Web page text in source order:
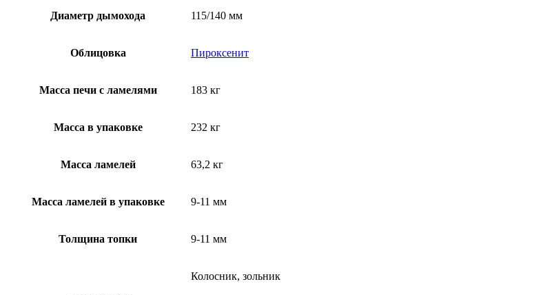
Диаметр дымохода 115/140 мм
Облицовка Пироксенит
Масса печи с ламелями 183 кг
Масса в упаковке 232 кг
Масса ламелей 63,2 кг
Масса ламелей в упаковке 9-11 мм
Толщина топки 9-11 мм
Колосник, зольник